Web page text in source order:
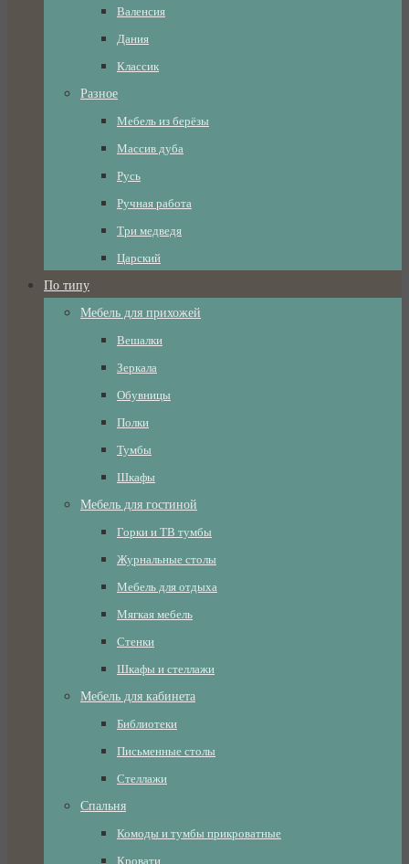
Валенсия
Дания
Классик
Разное
Мебель из берёзы
Массив дуба
Русь
Ручная работа
Три медведя
Царский
По типу
Мебель для прихожей
Вешалки
Зеркала
Обувницы
Полки
Тумбы
Шкафы
Мебель для гостиной
Горки и ТВ тумбы
Журнальные столы
Мебель для отдыха
Мягкая мебель
Стенки
Шкафы и стеллажи
Мебель для кабинета
Библиотеки
Письменные столы
Стеллажи
Спальня
Комоды и тумбы прикроватные
Кровати